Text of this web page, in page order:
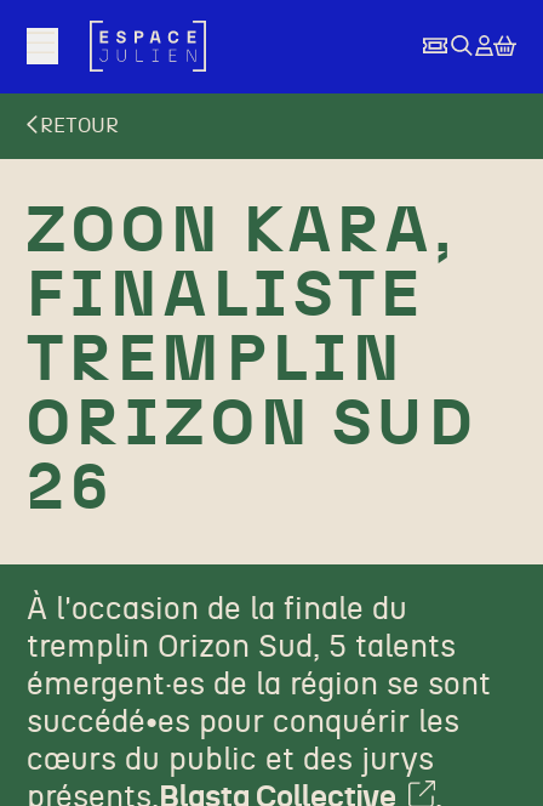
RETOUR
ZOON KARA,
FINALISTE
TREMPLIN
ORIZON SUD
26
À l'occasion de la finale du
tremplin Orizon Sud, 5 talents
émergent·es de la région se sont
succédé•es pour conquérir les
cœurs du public et des jurys
présents. Blasta Collective
,